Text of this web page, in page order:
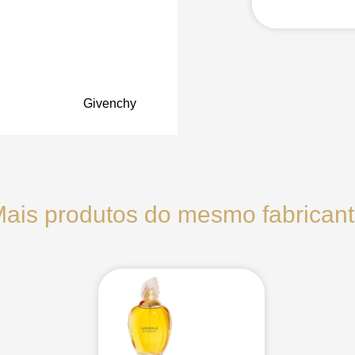
Givenchy
produtos do mesmo